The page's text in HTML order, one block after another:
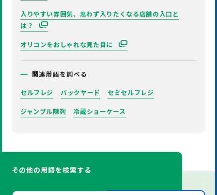
入りやすい雰囲気、思わず入りたくなる店舗の入口と
は？
オリコンをおしゃれな見た目に
関連用語を調べる
セルフレジ
バックヤード セミセルフレジ
ジャンブル陳列 冷蔵ショーケース
その他の用語を検索する